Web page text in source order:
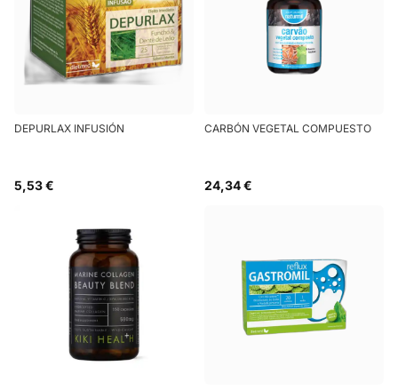
DEPURLAX INFUSIÓN
5,53 €
CARBÓN VEGETAL COMPUESTO
24,34 €